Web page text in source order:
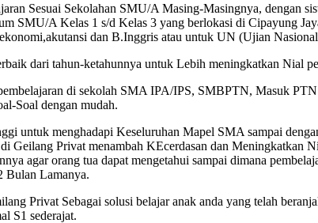
Sesuai Sekolahan SMU/A Masing-Masingnya, dengan
SMU/A Kelas 1 s/d Kelas 3 yang berlokasi di Cipayung
dan B.Inggris atau untuk UN (Ujian
dari tahun-ketahunnya untuk Lebih meningkatkan Nial
di sekolah SMA IPA/IPS, SMBPTN, Masuk
Soal dengan mudah.
untuk menghadapi Keseluruhan Mapel SMA sampai
Geilang Privat menambah KEcerdasan dan
agar orang tua dapat mengetahui sampai dimana
Bulan Lamanya.
Privat Sebagai solusi belajar anak anda yang telah
S1 sederajat.